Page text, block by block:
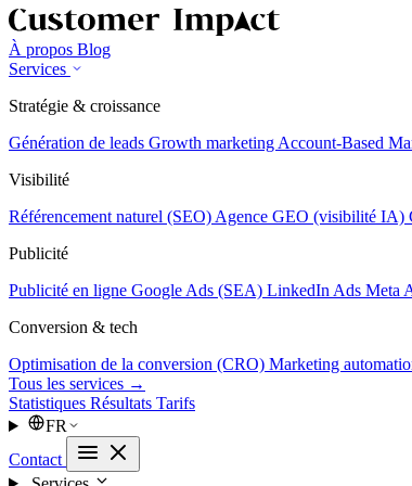
À propos Blog
Services
Stratégie & croissance
Génération de leads Growth marketing Account-Based
Visibilité
Référencement naturel (SEO) Agence GEO (visibilité IA)
Publicité
Publicité en ligne Google Ads (SEA) LinkedIn Ads Meta
Conversion & tech
Optimisation de la conversion (CRO) Marketing
Tous les services →
Statistiques Résultats Tarifs
FR
Contact